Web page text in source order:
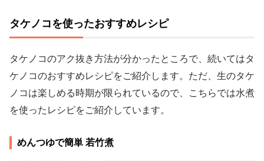
タケノコを使ったおすすめレシピ
タケノコのアク抜き方法が分かったところで、続いてはタ
ケノコのおすすめレシピをご紹介します。ただ、生のタケ
ノコは楽しめる時期が限られているので、こちらでは水煮
を使ったレシピをご紹介しています。
めんつゆで簡単 若竹煮